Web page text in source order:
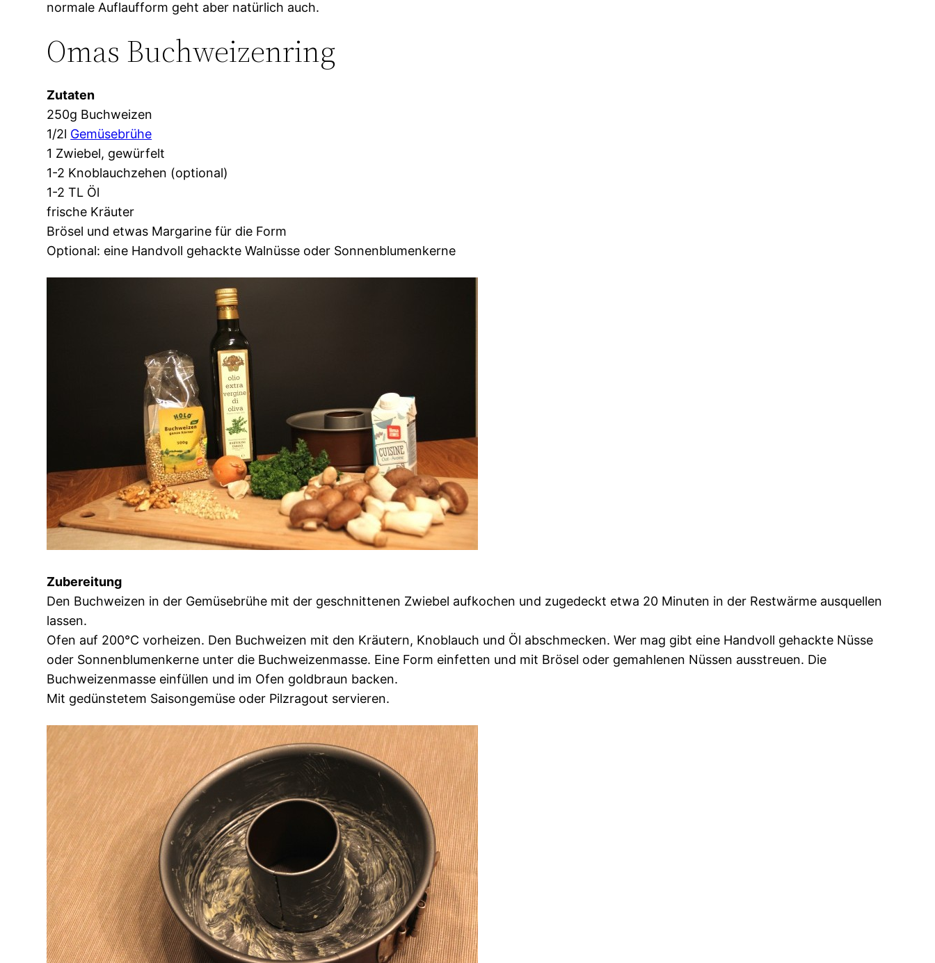
normale Auflaufform geht aber natürlich auch.
Omas Buchweizenring
Zutaten
250g Buchweizen
1/2l Gemüsebrühe
1 Zwiebel, gewürfelt
1-2 Knoblauchzehen (optional)
1-2 TL Öl
frische Kräuter
Brösel und etwas Margarine für die Form
Optional: eine Handvoll gehackte Walnüsse oder Sonnenblumenkerne
Zubereitung
Den Buchweizen in der Gemüsebrühe mit der geschnittenen Zwiebel aufkochen und zugedeckt etwa 20 Minuten in der Restwärme ausquellen
lassen.
Ofen auf 200°C vorheizen. Den Buchweizen mit den Kräutern, Knoblauch und Öl abschmecken. Wer mag gibt eine Handvoll gehackte Nüsse
oder Sonnenblumenkerne unter die Buchweizenmasse. Eine Form einfetten und mit Brösel oder gemahlenen Nüssen ausstreuen. Die
Buchweizenmasse einfüllen und im Ofen goldbraun backen.
Mit gedünstetem Saisongemüse oder Pilzragout servieren.